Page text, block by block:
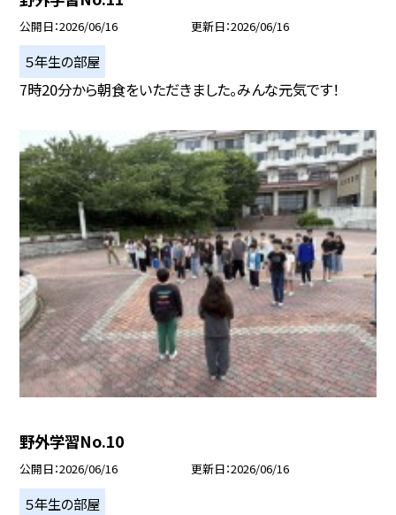
公開日 2026/06/16 更新日 2026/06/16
５年生の部屋
7時20分から朝食をいただきました。みんな元気です！
野外学習No.10
公開日 2026/06/16 更新日 2026/06/16
５年生の部屋